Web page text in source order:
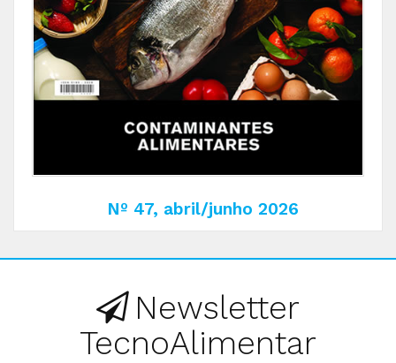
Nº 47, abril/junho 2026
Newsletter
TecnoAlimentar